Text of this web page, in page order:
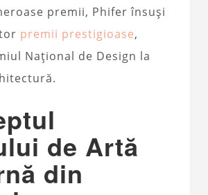
premii, Phifer însuși
premii prestigioase,
Național de Design la
de Artă
din